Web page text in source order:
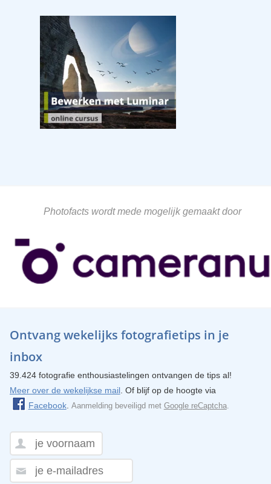
Photofacts wordt mede mogelijk gemaakt door
Ontvang wekelijks fotografietips in je
inbox
39.424 fotografie enthousiastelingen ontvangen de tips al!
Meer over de wekelijkse mail. Of blijf op de hoogte via
Facebook. Aanmelding beveiligd met Google reCaptcha.